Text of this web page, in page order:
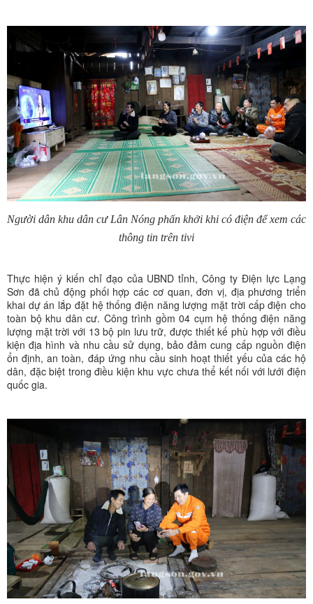
Người dân khu dân cư Lân Nóng phấn khởi khi có điện để xem các
thông tin trên tivi
Thực hiện ý kiến chỉ đạo của UBND tỉnh, Công ty Điện lực Lạng
Sơn đã chủ động phối hợp các cơ quan, đơn vị, địa phương triển
khai dự án lắp đặt hệ thống điện năng lượng mặt trời cấp điện cho
toàn bộ khu dân cư. Công trình gồm 04 cụm hệ thống điện năng
lượng mặt trời với 13 bộ pin lưu trữ, được thiết kế phù hợp với điều
kiện địa hình và nhu cầu sử dụng, bảo đảm cung cấp nguồn điện
ổn định, an toàn, đáp ứng nhu cầu sinh hoạt thiết yếu của các hộ
dân, đặc biệt trong điều kiện khu vực chưa thể kết nối với lưới điện
quốc gia.